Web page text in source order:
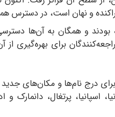
و نهان است، در دسترس
و همگان به آن‌ها
برای بهره‌گیری از
درج نام‌ها و مکان‌های
اسپانیا، پرتغال، دانمارک و